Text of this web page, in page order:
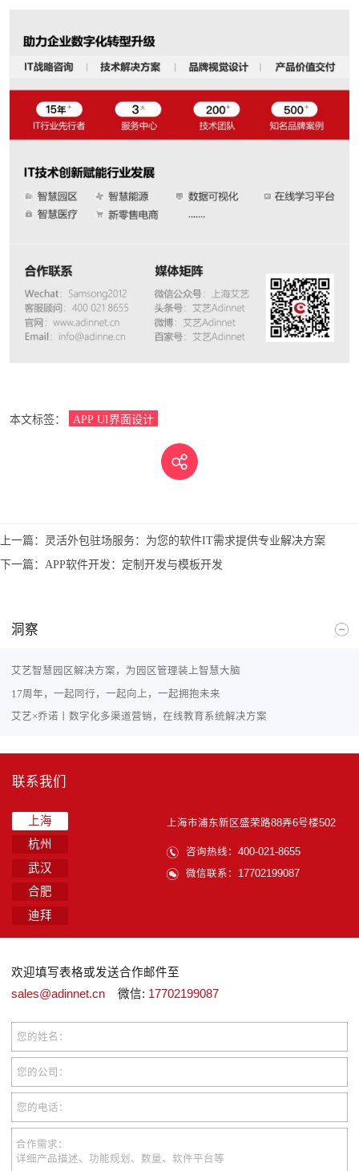
本文标签： APP UI界面设计
上一篇： 灵活外包驻场服务：为您的软件IT需求提供专业解决方案
下一篇： APP软件开发：定制开发与模板开发
洞察
艾艺智慧园区解决方案，为园区管理装上智慧大脑
17周年，一起同行，一起向上，一起拥抱未来
艾艺×乔诺丨数字化多渠道营销，在线教育系统解决方案
联系我们
上海
杭州
武汉
合肥
迪拜
上海市浦东新区盛荣路88弄6号楼502
咨询热线：400-021-8655
微信联系：17702199087
欢迎填写表格或发送合作邮件至
sales@adinnet.cn 微信: 17702199087
您的姓名：
您的公司：
您的电话：
合作需求：
详细产品描述、功能规划、数量、软件平台等